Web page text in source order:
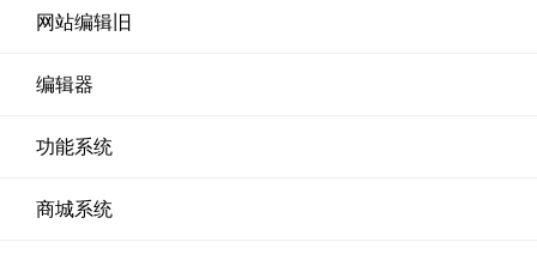
网站编辑旧
编辑器
功能系统
商城系统